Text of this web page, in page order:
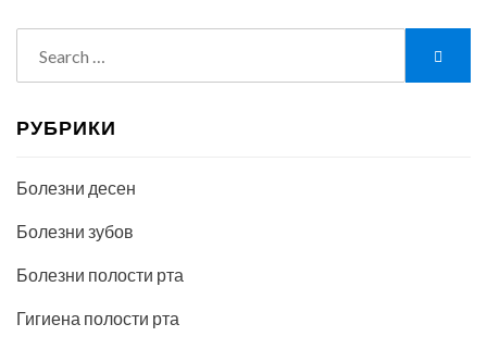
for:
РУБРИКИ
Болезни десен
Болезни зубов
Болезни полости рта
Гигиена полости рта